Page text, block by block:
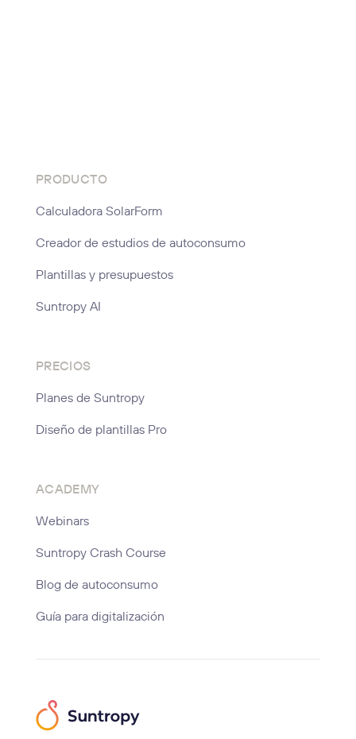
PRODUCTO
Calculadora SolarForm
Creador de estudios de autoconsumo
Plantillas y presupuestos
Suntropy AI
PRECIOS
Planes de Suntropy
Diseño de plantillas Pro
ACADEMY
Webinars
Suntropy Crash Course
Blog de autoconsumo
Guía para digitalización